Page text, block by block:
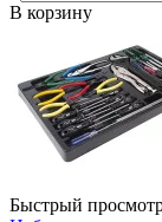
В корзину
Быстрый